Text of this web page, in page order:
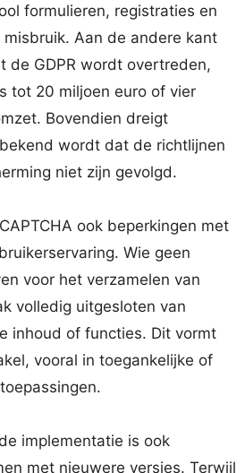
formulieren, registraties en
Aan de andere kant
de GDPR wordt overtreden,
tot 20 miljoen euro of vier
Bovendien dreigt
wordt dat de richtlijnen
niet zijn gevolgd.
ook beperkingen met
Wie geen
voor het verzamelen van
volledig uitgesloten van
inhoud of functies. Dit vormt
vooral in toegankelijke of
implementatie is ook
met nieuwere versies. Terwijl